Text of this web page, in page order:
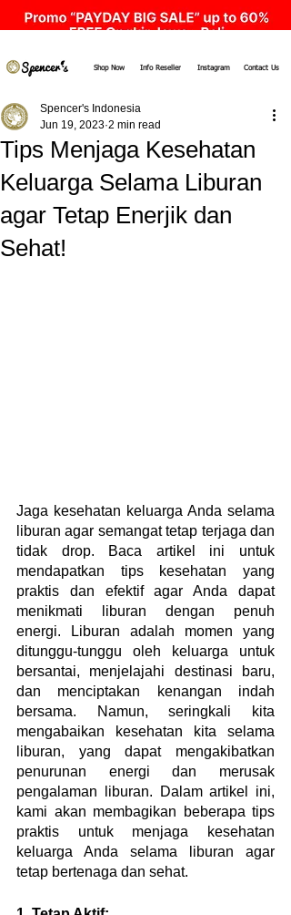
Shop Now Info Reseller Instagram Contact Us
Tips Menjaga Kesehatan
Keluarga Selama Liburan
agar Tetap Enerjik dan
Sehat!
Spencer's Indonesia
Jun 19, 2023 2 min read
Jaga kesehatan keluarga Anda selama
liburan agar semangat tetap terjaga dan
tidak drop. Baca artikel ini untuk
mendapatkan tips kesehatan yang
praktis dan efektif agar Anda dapat
menikmati liburan dengan penuh
energi. Liburan adalah momen yang
ditunggu-tunggu oleh keluarga untuk
bersantai, menjelajahi destinasi baru,
dan menciptakan kenangan indah
bersama. Namun, seringkali kita
mengabaikan kesehatan kita selama
liburan, yang dapat mengakibatkan
penurunan energi dan merusak
pengalaman liburan. Dalam artikel ini,
kami akan membagikan beberapa tips
praktis untuk menjaga kesehatan
keluarga Anda selama liburan agar
tetap bertenaga dan sehat.